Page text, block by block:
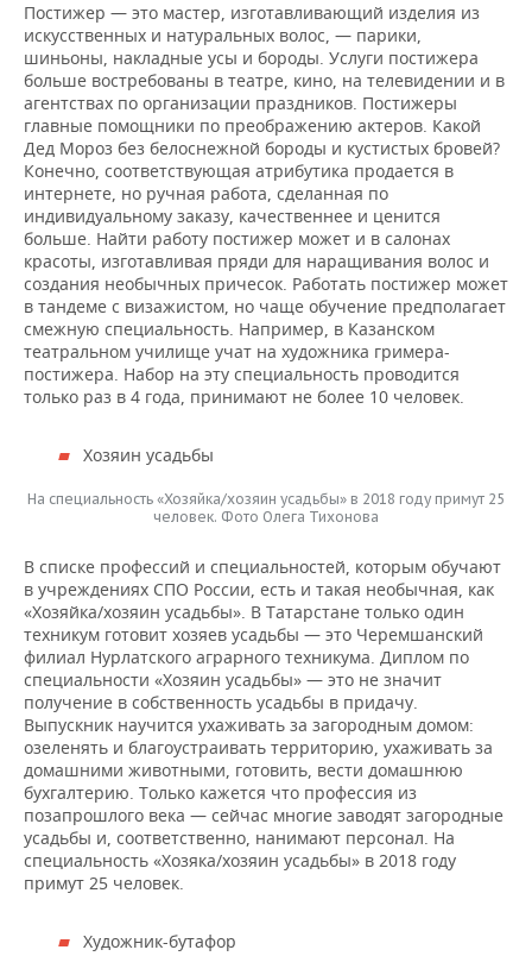
Постижер — это мастер, изготавливающий изделия из
искусственных и натуральных волос, — парики,
шиньоны, накладные усы и бороды. Услуги постижера
больше востребованы в театре, кино, на телевидении и в
агентствах по организации праздников. Постижеры
главные помощники по преображению актеров. Какой
Дед Мороз без белоснежной бороды и кустистых бровей?
Конечно, соответствующая атрибутика продается в
интернете, но ручная работа, сделанная по
индивидуальному заказу, качественнее и ценится
больше. Найти работу постижер может и в салонах
красоты, изготавливая пряди для наращивания волос и
создания необычных причесок. Работать постижер может
в тандеме с визажистом, но чаще обучение предполагает
смежную специальность. Например, в Казанском
театральном училище учат на художника гримера-
постижера. Набор на эту специальность проводится
только раз в 4 года, принимают не более 10 человек.
Хозяин усадьбы
На специальность «Хозяйка/хозяин усадьбы» в 2018 году примут 25
человек. Фото Олега Тихонова
В списке профессий и специальностей, которым обучают
в учреждениях СПО России, есть и такая необычная, как
«Хозяйка/хозяин усадьбы». В Татарстане только один
техникум готовит хозяев усадьбы — это Черемшанский
филиал Нурлатского аграрного техникума. Диплом по
специальности «Хозяин усадьбы» — это не значит
получение в собственность усадьбы в придачу.
Выпускник научится ухаживать за загородным домом:
озеленять и благоустраивать территорию, ухаживать за
домашними животными, готовить, вести домашнюю
бухгалтерию. Только кажется что профессия из
позапрошлого века — сейчас многие заводят загородные
усадьбы и, соответственно, нанимают персонал. На
специальность «Хозяка/хозяин усадьбы» в 2018 году
примут 25 человек.
Художник-бутафор